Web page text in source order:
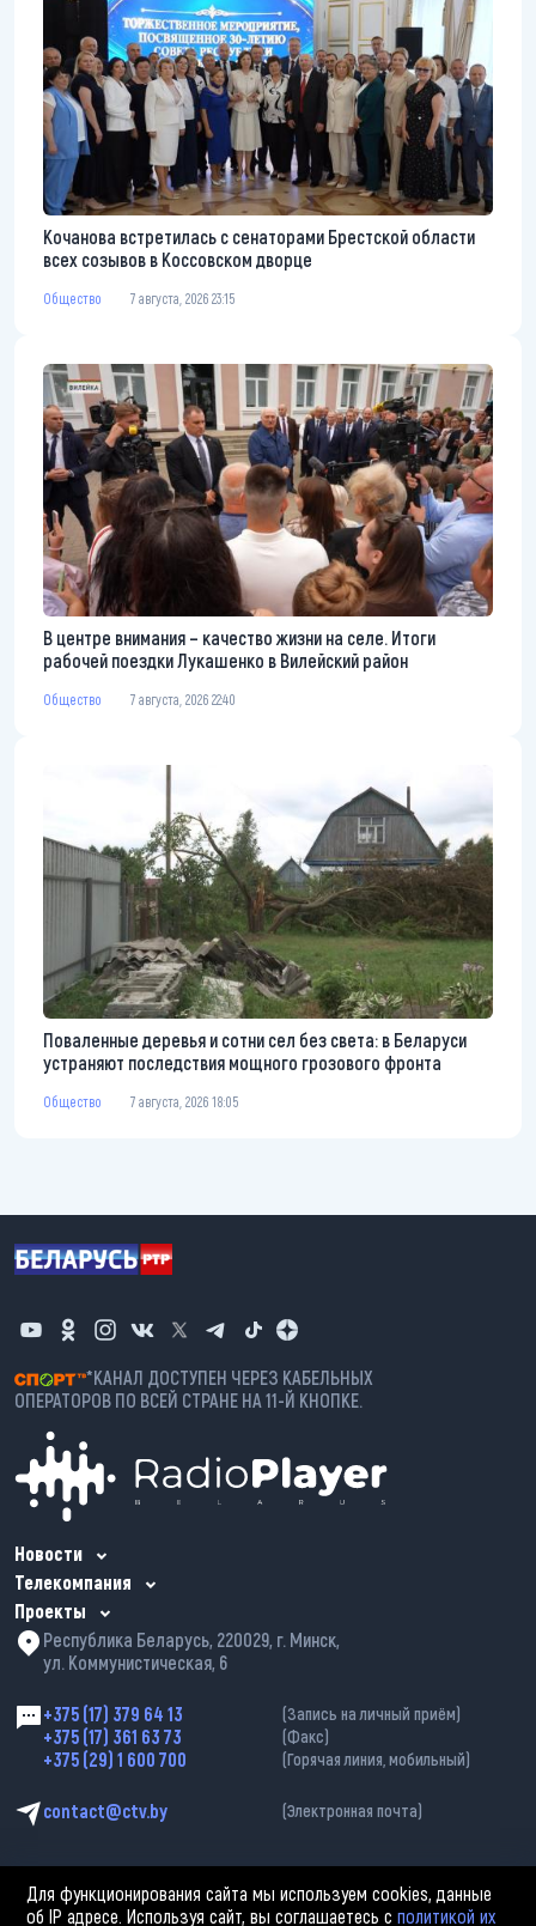
Кочанова встретилась с сенаторами Брестской области
всех созывов в Коссовском дворце
Общество 7 августа, 2026 23:15
В центре внимания – качество жизни на селе. Итоги
рабочей поездки Лукашенко в Вилейский район
Общество 7 августа, 2026 22:40
Поваленные деревья и сотни сел без света: в Беларуси
устраняют последствия мощного грозового фронта
Общество 7 августа, 2026 18:05
*КАНАЛ ДОСТУПЕН ЧЕРЕЗ КАБЕЛЬНЫХ
ОПЕРАТОРОВ ПО ВСЕЙ СТРАНЕ НА 11-Й КНОПКЕ.
Новости
Телекомпания
Проекты
Республика Беларусь, 220029, г. Минск,
ул. Коммунистическая, 6
+375 (17) 379 64 13 (Запись на личный приём)
+375 (17) 361 63 73 (Факс)
+375 (29) 1 600 700 (Горячая линия, мобильный)
contact@ctv.by (Электронная почта)
Для функционирования сайта мы используем cookies, данные
об IP адресе. Используя сайт, вы соглашаетесь сполитикой их